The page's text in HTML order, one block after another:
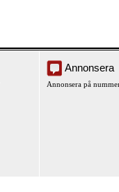
Annonsera
Annonsera på